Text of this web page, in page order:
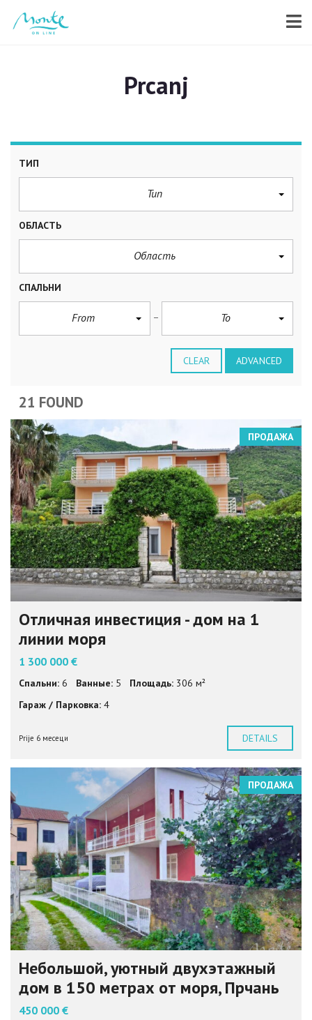
Prcanj
ТИП
Тип
ОБЛАСТЬ
Область
СПАЛЬНИ
From To
CLEAR ADVANCED
21 FOUND
ПРОДАЖА
Отличная инвестиция - дом на 1
линии моря
1 300 000 €
Спальни: 6 Ванные: 5 Площадь: 306 м²
Гараж / Парковка: 4
Prije 6 месеци DETAILS
ПРОДАЖА
Небольшой, уютный двухэтажный
дом в 150 метрах от моря, Прчань
450 000 €